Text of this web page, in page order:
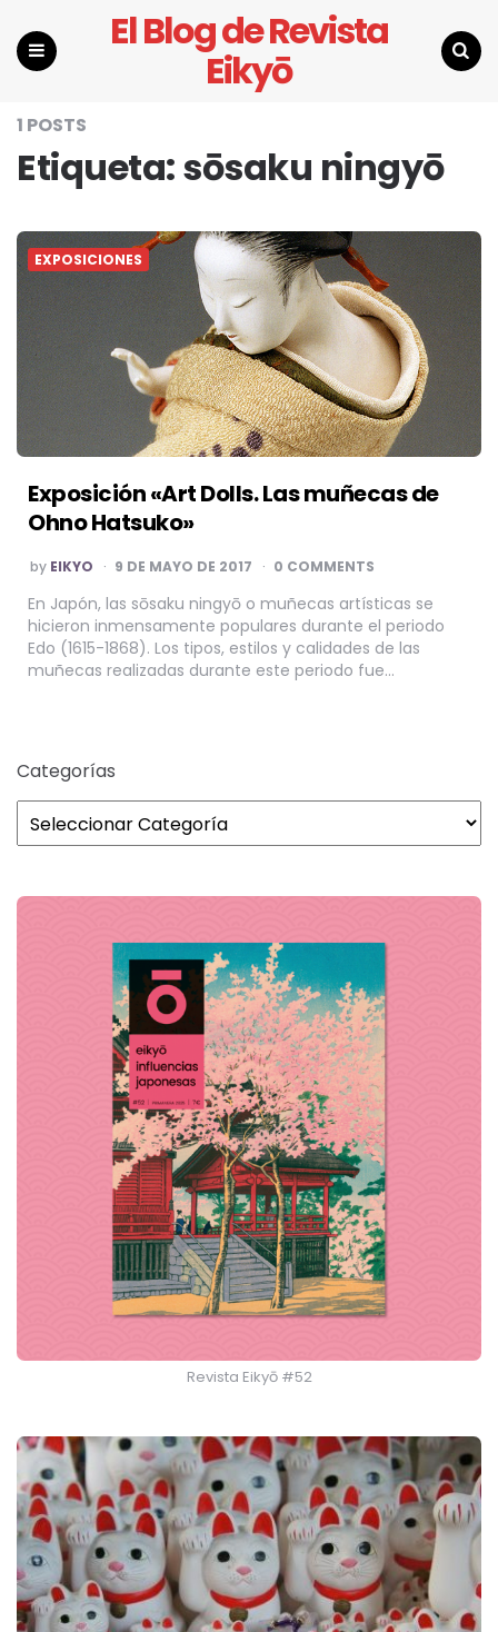
El Blog de Revista
Eikyō
1 POSTS
Etiqueta:sōsaku ningyō
EXPOSICIONES
Exposición «Art Dolls. Las muñecas de
Ohno Hatsuko»
POSTED
BY
by EIKYO 9 DE MAYO DE 2017 0 COMMENTS
En Japón, las sōsaku ningyō o muñecas artísticas se
hicieron inmensamente populares durante el periodo
Edo (1615-1868). Los tipos, estilos y calidades de las
muñecas realizadas durante este periodo fue…
Categorías
Revista Eikyō #52